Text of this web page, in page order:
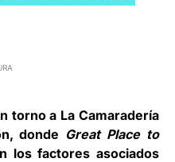
torno a La Camaradería
donde Great Place to
los factores asociados